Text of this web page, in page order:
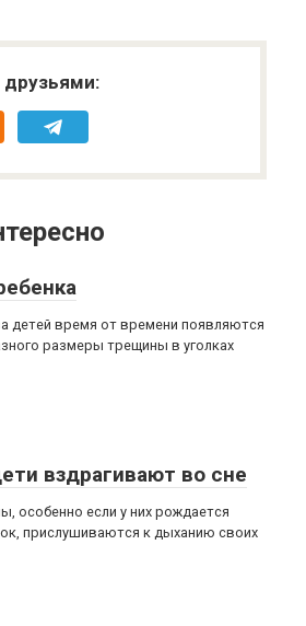
друзьями:
детей время от времени появляются
размеры трещины в уголках
вздрагивают во сне
особенно если у них рождается
прислушиваются к дыханию своих